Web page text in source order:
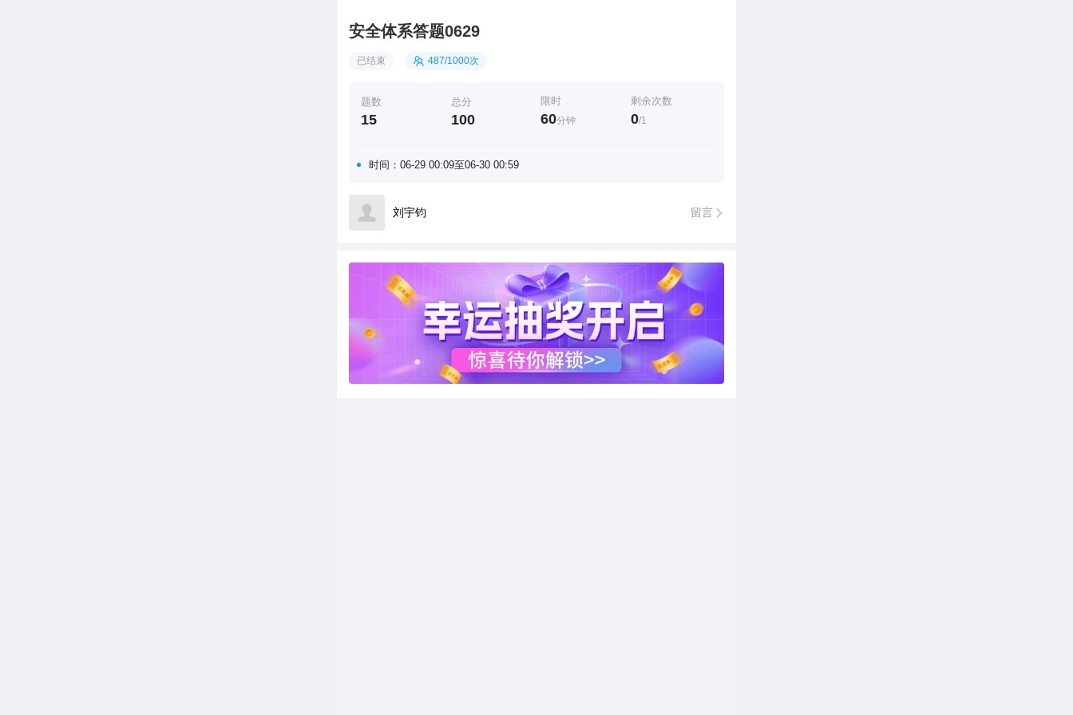
安全体系答题0629
已结束 487/1000次
题数
15
总分
100
限时
60分钟
剩余次数
0/1
时间： 06-29 00:09至06-30 00:59
刘宇钧 留言